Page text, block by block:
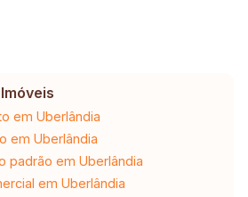
em Uberlândia
em Uberlândia
padrão em Uberlândia
em Uberlândia